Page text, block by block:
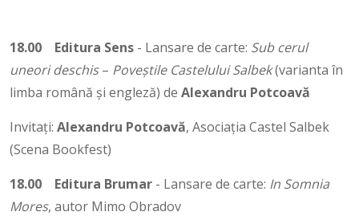
18.00 Editura Sens - Lansare de carte: Sub cerul
uneori deschis– Poveștile Castelului Salbek(varianta în
limba română și engleză) de Alexandru Potcoavă
Invitați: Alexandru Potcoavă, Asociația Castel Salbek
(Scena Bookfest)
18.00
Editura Brumar - Lansare de carte: In Somnia
Mores, autor Mimo Obradov